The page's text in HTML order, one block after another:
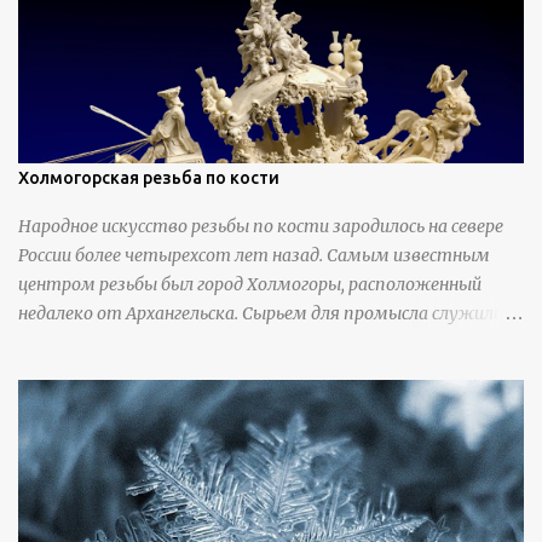
Холмогорская резьба по кости
Народное искусство резьбы по кости зародилось на севере
России более четырехсот лет назад. Самым известным
центром резьбы был город Холмогоры, расположенный
недалеко от Архангельска. Сырьем для промысла служили
облагораживая ее специальной обработкой и тонировкой. В
19 веке резчики также использовали дорогую импортную
слоновую кость для важных заказов. Ажурная ваза
яйцевидной формы с аллегориями времен года - сценами
сбора урожая, сбора фруктов, свадьбы и пожара; кость,